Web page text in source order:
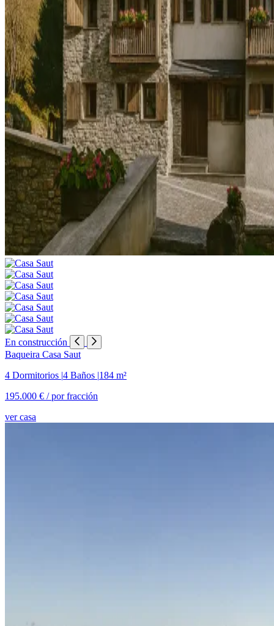
En construcción
Baqueira Casa Saut
4 Dormitorios |4 Baños |184 m²
195.000 € /por fracción
ver casa